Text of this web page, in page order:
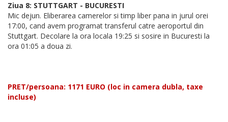
Ziua 8: STUTTGART - BUCURESTI
Mic dejun. Eliberarea camerelor si timp liber pana in jurul orei
17:00, cand avem programat transferul catre aeroportul din
Stuttgart. Decolare la ora locala 19:25 si sosire in Bucuresti la
ora 01:05 a doua zi.
PRET/persoana: 1171 EURO (loc in camera dubla, taxe
incluse)